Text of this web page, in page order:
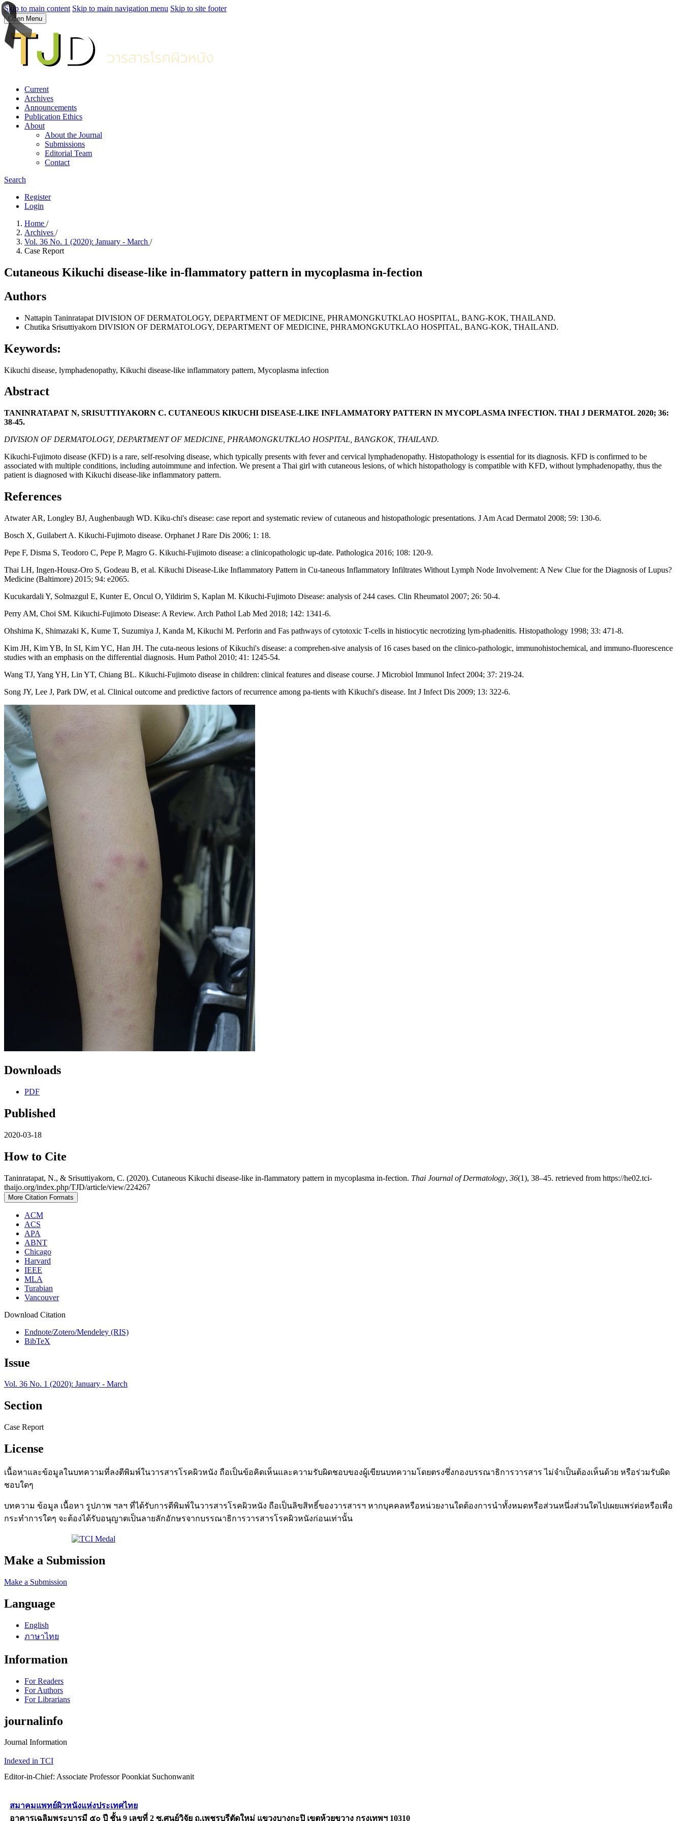
Skip to main content Skip to main navigation menu Skip to site footer
Open Menu
Current
Archives
Announcements
Publication Ethics
About
About the Journal
Submissions
Editorial Team
Contact
Search
Register
Login
Home /
Archives /
Vol. 36 No. 1 (2020): January - March /
Case Report
Cutaneous Kikuchi disease-like in-flammatory pattern in mycoplasma in-fection
Authors
Nattapin Taninratapat DIVISION OF DERMATOLOGY, DEPARTMENT OF MEDICINE, PHRAMONGKUTKLAO HOSPITAL, BANG-KOK, THAILAND.
Chutika Srisuttiyakorn DIVISION OF DERMATOLOGY, DEPARTMENT OF MEDICINE, PHRAMONGKUTKLAO HOSPITAL, BANG-KOK, THAILAND.
Keywords:
Kikuchi disease, lymphadenopathy, Kikuchi disease-like inflammatory pattern, Mycoplasma infection
Abstract
TANINRATAPAT N, SRISUTTIYAKORN C. CUTANEOUS KIKUCHI DISEASE-LIKE INFLAMMATORY PATTERN IN MYCOPLASMA INFECTION. THAI J DERMATOL 2020; 36:
38-45.
DIVISION OF DERMATOLOGY, DEPARTMENT OF MEDICINE, PHRAMONGKUTKLAO HOSPITAL, BANGKOK, THAILAND.
Kikuchi-Fujimoto disease (KFD) is a rare, self-resolving disease, which typically presents with fever and cervical lymphadenopathy. Histopathology is essential for its diagnosis. KFD is confirmed to be
associated with multiple conditions, including autoimmune and infection. We present a Thai girl with cutaneous lesions, of which histopathology is compatible with KFD, without lymphadenopathy, thus the
patient is diagnosed with Kikuchi disease-like inflammatory pattern.
References
Atwater AR, Longley BJ, Aughenbaugh WD. Kiku-chi's disease: case report and systematic review of cutaneous and histopathologic presentations. J Am Acad Dermatol 2008; 59: 130-6.
Bosch X, Guilabert A. Kikuchi-Fujimoto disease. Orphanet J Rare Dis 2006; 1: 18.
Pepe F, Disma S, Teodoro C, Pepe P, Magro G. Kikuchi-Fujimoto disease: a clinicopathologic up-date. Pathologica 2016; 108: 120-9.
Thai LH, Ingen-Housz-Oro S, Godeau B, et al. Kikuchi Disease-Like Inflammatory Pattern in Cu-taneous Inflammatory Infiltrates Without Lymph Node Involvement: A New Clue for the Diagnosis of Lupus?
Medicine (Baltimore) 2015; 94: e2065.
Kucukardali Y, Solmazgul E, Kunter E, Oncul O, Yildirim S, Kaplan M. Kikuchi-Fujimoto Disease: analysis of 244 cases. Clin Rheumatol 2007; 26: 50-4.
Perry AM, Choi SM. Kikuchi-Fujimoto Disease: A Review. Arch Pathol Lab Med 2018; 142: 1341-6.
Ohshima K, Shimazaki K, Kume T, Suzumiya J, Kanda M, Kikuchi M. Perforin and Fas pathways of cytotoxic T-cells in histiocytic necrotizing lym-phadenitis. Histopathology 1998; 33: 471-8.
Kim JH, Kim YB, In SI, Kim YC, Han JH. The cuta-neous lesions of Kikuchi's disease: a comprehen-sive analysis of 16 cases based on the clinico-pathologic, immunohistochemical, and immuno-fluorescence
studies with an emphasis on the differential diagnosis. Hum Pathol 2010; 41: 1245-54.
Wang TJ, Yang YH, Lin YT, Chiang BL. Kikuchi-Fujimoto disease in children: clinical features and disease course. J Microbiol Immunol Infect 2004; 37: 219-24.
Song JY, Lee J, Park DW, et al. Clinical outcome and predictive factors of recurrence among pa-tients with Kikuchi's disease. Int J Infect Dis 2009; 13: 322-6.
Downloads
PDF
Published
2020-03-18
How to Cite
Taninratapat, N., & Srisuttiyakorn, C. (2020). Cutaneous Kikuchi disease-like in-flammatory pattern in mycoplasma in-fection. Thai Journal of Dermatology, 36(1), 38–45. retrieved from https://he02.tci-
thaijo.org/index.php/TJD/article/view/224267
More Citation Formats
ACM
ACS
APA
ABNT
Chicago
Harvard
IEEE
MLA
Turabian
Vancouver
Download Citation
Endnote/Zotero/Mendeley (RIS)
BibTeX
Issue
Vol. 36 No. 1 (2020): January - March
Section
Case Report
License
เนื้อหาและข้อมูลในบทความที่ลงตีพิมพ์ในวารสารโรคผิวหนัง ถือเป็นข้อคิดเห็นและความรับผิดชอบของผู้เขียนบทความโดยตรงซึ่งกองบรรณาธิการวารสาร ไม่จำเป็นต้องเห็นด้วย หรือร่วมรับผิด
ชอบใดๆ
บทความ ข้อมูล เนื้อหา รูปภาพ ฯลฯ ที่ได้รับการตีพิมพ์ในวารสารโรคผิวหนัง ถือเป็นลิขสิทธิ์ของวารสารฯ หากบุคคลหรือหน่วยงานใดต้องการนำทั้งหมดหรือส่วนหนึ่งส่วนใดไปเผยแพร่ต่อหรือเพื่อ
กระทำการใดๆ จะต้องได้รับอนุญาตเป็นลายลักอักษรจากบรรณาธิการวารสารโรคผิวหนังก่อนเท่านั้น
Make a Submission
Make a Submission
Language
English
ภาษาไทย
Information
For Readers
For Authors
For Librarians
journalinfo
Journal Information
Indexed in TCI
Editor-in-Chief: Associate Professor Poonkiat Suchonwanit
สมาคมแพทย์ผิวหนังแห่งประเทศไทย
อาคารเฉลิมพระบารมี ๕๐ ปี ชั้น 9 เลขที่ 2 ซ.ศูนย์วิจัย ถ.เพชรบุรีตัดใหม่ แขวงบางกะปิ เขตห้วยขวาง กรุงเทพฯ 10310